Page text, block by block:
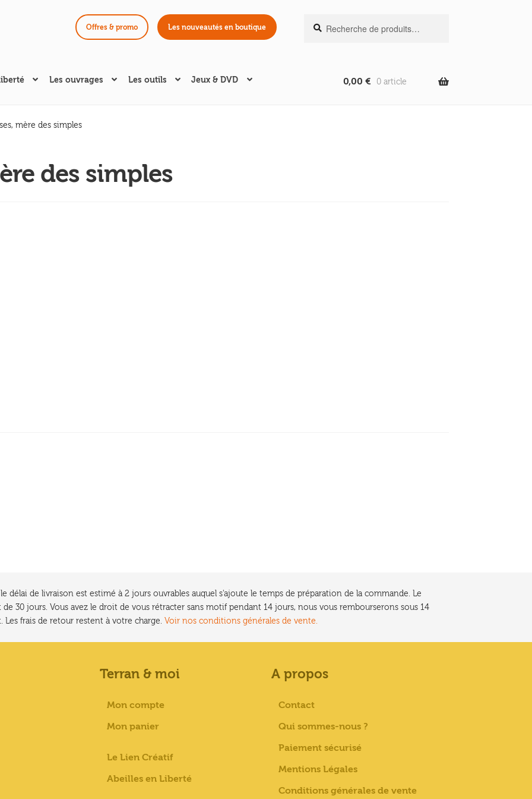
Offres & promo Les nouveautés en boutique
pour :
Recherche
Les ouvrages Les outils Jeux & DVD 0,00 € 0 article
mère des simples
des simples
délai de livraison est estimé à 2 jours ouvrables auquel s'ajoute le temps de préparation de la commande. Le
30 jours. Vous avez le droit de vous rétracter sans motif pendant 14 jours, nous vous rembourserons sous 14
frais de retour restent à votre charge. Voir nos conditions générales de vente.
Terran & moi
Mon compte
Mon panier
Le Lien Créatif
Abeilles en Liberté
A propos
Contact
Qui sommes-nous ?
Paiement sécurisé
Mentions Légales
Conditions générales de vente